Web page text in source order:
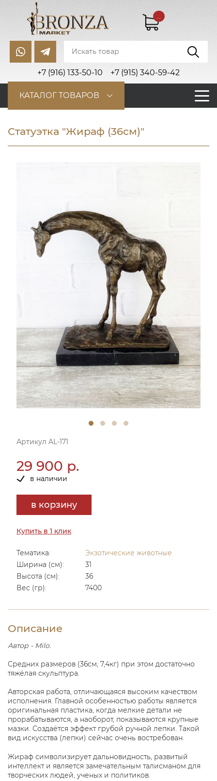
+7 (916) 133-50-10 +7 (915) 340-59-42
...
КАТАЛОГ ТОВАРОВ
Статуэтка "Жираф (36см)"
Артикул AL-171
29 900 р.
в наличии
в корзину
Купить в 1 клик
Тематика:
Экзотические животные
Ширина (см):
31
Высота (см):
36
Вес (гр):
7400
Описание
Автор - Milo.
Средних размеров (36см; 7,4кг) при этом достаточно
тяжёлая скульптура.
Авторская работа, отличающаяся высоким качеством
исполнения. Главной особенностью работы является
оригинальная пластика, когда мелкие детали не
прорабатываются, а наоборот, показываются крупные
мазки. Создаётся эффект грубой ручной лепки. Такой
вид искусства (лепки) сейчас очень востребован.
Жираф символизирует дальновидность, развитый
интеллект и является замечательным талисманом для
творческих людей, ученых и политиков.